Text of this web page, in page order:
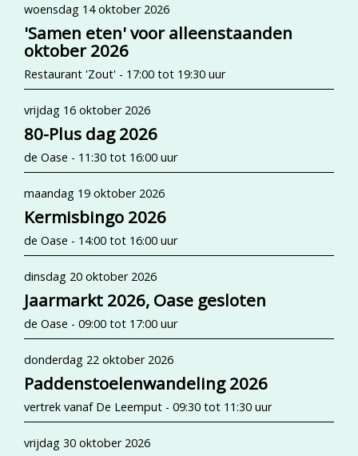
woensdag 14 oktober 2026
'Samen eten' voor alleenstaanden
oktober 2026
Restaurant 'Zout' - 17:00 tot 19:30 uur
vrijdag 16 oktober 2026
80-Plus dag 2026
de Oase - 11:30 tot 16:00 uur
maandag 19 oktober 2026
Kermisbingo 2026
de Oase - 14:00 tot 16:00 uur
dinsdag 20 oktober 2026
Jaarmarkt 2026, Oase gesloten
de Oase - 09:00 tot 17:00 uur
donderdag 22 oktober 2026
Paddenstoelenwandeling 2026
vertrek vanaf De Leemput - 09:30 tot 11:30 uur
vrijdag 30 oktober 2026